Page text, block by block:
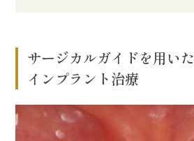
サージカルガイドを用いた
インプラント治療